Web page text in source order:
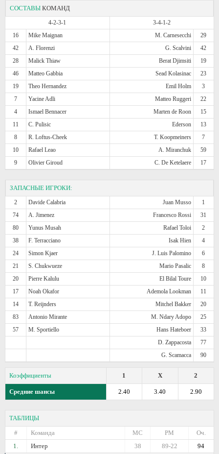
СОСТАВЫ КОМАНД
4-2-3-1
3-4-1-2
16
Mike Maignan M. Carnesecchi
29
42
A. Florenzi G. Scalvini
42
28
Malick Thiaw Berat Djimsiti
19
46
Matteo Gabbia Sead Kolasinac
23
19
Theo Hernandez Emil Holm
3
7
Yacine Adli Matteo Ruggeri
22
4
Ismael Bennacer Marten de Roon
15
11
C. Pulisic Ederson
13
8
R. Loftus-Cheek T. Koopmeiners
7
10
Rafael Leao A. Miranchuk
59
9
Olivier Giroud C. De Ketelaere 17
ЗАПАСНЫЕ ИГРОКИ:
2 Davide Calabria Juan Musso
1
74
A. Jimenez Francesco Rossi
31
80
Yunus Musah Rafael Toloi
2
38
F. Terracciano Isak Hien
4
24
Simon Kjaer J. Luis Palomino
6
21
S. Chukwueze Mario Pasalic
8
20
Pierre Kalulu El Bilal Toure
10
17
Noah Okafor Ademola Lookman
11
14
T. Reijnders Mitchel Bakker
20
83
Antonio Mirante M. Ndary Adopo
25
57
M. Sportiello Hans Hateboer
33
D. Zappacosta
77
G. Scamacca
90
Коэффициенты 2
X
1
Средние шансы 2.90
3.40
2.40
ТАБЛИЦЫ
#
Команда Оч.
РМ
МС
1.
Интер 94
89-22
38